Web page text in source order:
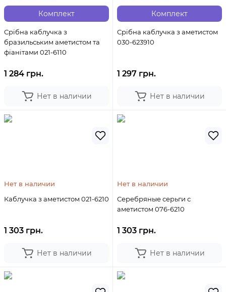
Комплект
Срібна каблучка з
бразильським аметистом та
фіанітами 021-6110
1 284 грн.
Нет в наличии
Комплект
Срібна каблучка з аметистом
030-623910
1 297 грн.
Нет в наличии
Нет в наличии
Каблучка з аметистом 021-6210
1 303 грн.
Нет в наличии
Нет в наличии
Серебряные серьги с
аметистом 076-6210
1 303 грн.
Нет в наличии